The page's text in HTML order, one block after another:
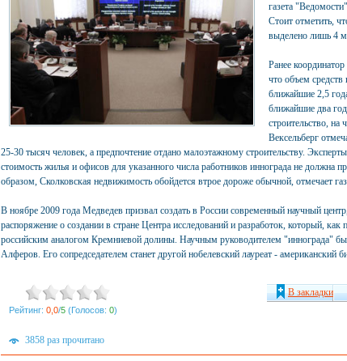
газета
Стоит отметить,
выделено лишь 4
Ранее
что объем средств
ближайшие 2,5
ближайшие два
строительство, на
Вексельберг
25-30 тысяч человек, а предпочтение отдано малоэтажному строительству.
стоимость жилья и офисов для указанного числа работников иннограда не должна
образом, Сколковская недвижимость обойдется втрое дороже обычной, отмечает
В ноябре 2009 года Медведев призвал создать в России современный научный
распоряжение о создании в стране Центра исследований и разработок, который, как
российским аналогом Кремниевой долины. Научным руководителем "иннограда"
Алферов. Его сопредседателем станет другой нобелевский лауреат - американский
Рейтинг: 0,0/5 (Голосов: 0)
В закладки
3858 раз прочитано